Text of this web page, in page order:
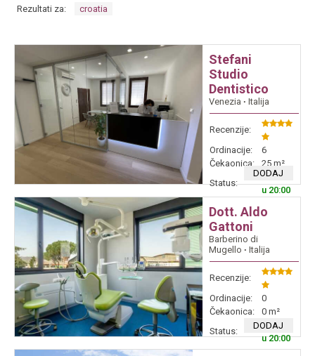
Rezultati za: croatia
Stefani
Studio
Dentistico
Venezia ∙ Italija
Recenzije:
Ordinacije:
6
Čekaonica:
25 m²
Status:
Zatvara
u 20:00
DODAJ
Dott. Aldo
Gattoni
Barberino di
Mugello ∙ Italija
Recenzije:
Ordinacije:
0
Čekaonica:
0 m²
Status:
Zatvara
u 20:00
DODAJ